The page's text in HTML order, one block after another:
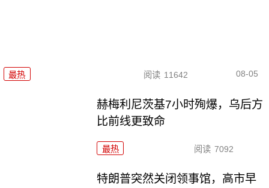
最热 阅读 11642 08-05
赫梅利尼茨基7小时殉爆，乌后方
比前线更致命
最热 阅读 7092
特朗普突然关闭领事馆，高市早